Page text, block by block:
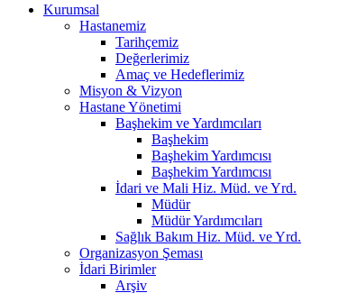
Kurumsal
Hastanemiz
Tarihçemiz
Değerlerimiz
Amaç ve Hedeflerimiz
Misyon & Vizyon
Hastane Yönetimi
Başhekim ve Yardımcıları
Başhekim
Başhekim Yardımcısı
Başhekim Yardımcısı
İdari ve Mali Hiz. Müd. ve Yrd.
Müdür
Müdür Yardımcıları
Sağlık Bakım Hiz. Müd. ve Yrd.
Organizasyon Şeması
İdari Birimler
Arşiv